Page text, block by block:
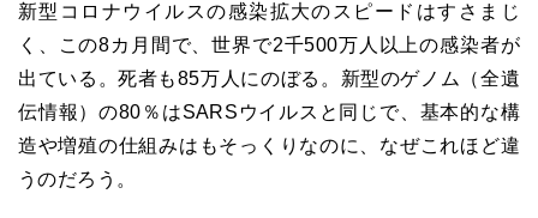
新型コロナウイルスの感染拡大のスピードはすさまじ
く、この8カ月間で、世界で2千500万人以上の感染者が
出ている。死者も85万人にのぼる。新型のゲノム（全遺
伝情報）の80 ％はSARS ウイルスと同じで、基本的な構
造や増殖の仕組みはもそっくりなのに、なぜこれほど違
うのだろう。